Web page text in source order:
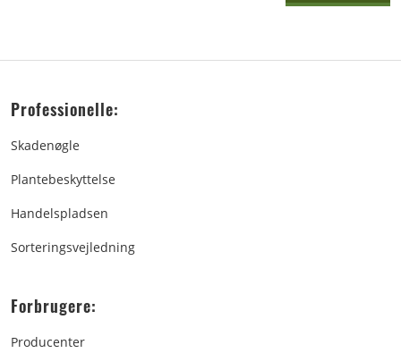
Professionelle:
Skadenøgle
Plantebeskyttelse
Handelspladsen
Sorteringsvejledning
Forbrugere:
Producenter